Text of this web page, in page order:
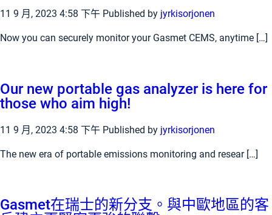
11 9 月, 2023 4:58 下午 Published by jyrkisorjonen
Now you can securely monitor your Gasmet CEMS, anytime […]
Our new portable gas analyzer is here for
those who aim high!
11 9 月, 2023 4:58 下午 Published by jyrkisorjonen
The new era of portable emissions monitoring and resear […]
Gasmet在瑞士的新分支。與中歐地區的客